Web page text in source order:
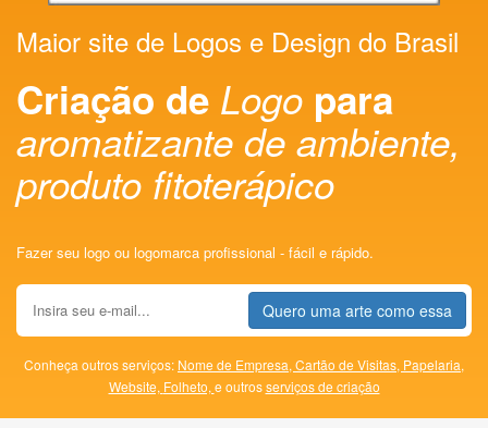
Maior site de Logos e Design do Brasil
Criação de Logo para
aromatizante de ambiente,
produto fitoterápico
Fazer seu logo ou logomarca profissional - fácil e rápido.
Quero uma arte como essa
Conheça outros serviços: Nome de Empresa, Cartão de Visitas, Papelaria,
Website, Folheto, e outrosserviços de criação